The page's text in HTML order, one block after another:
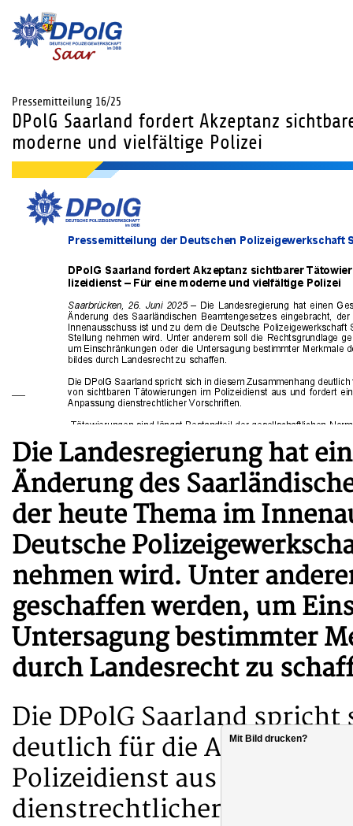
Pressemitteilung 16/25
DPolG Saarland fordert Akzeptanz
moderne und vielfältige Polizei
Die Landesregierung hat
Änderung des
der heute Thema im
Deutsche
nehmen wird. Unter
geschaffen werden, um
Untersagung bestimmter
durch Landesrecht zu
Die DPolG Saarland
deutlich für die Akzeptanz
Polizeidienst aus und
dienstrechtlicher
Mit Bild drucken?